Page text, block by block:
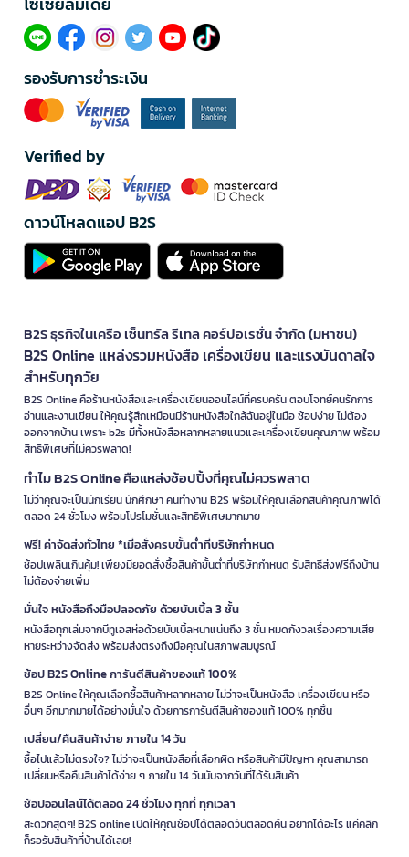
รองรับการชำระเงิน
Verified by
ดาวน์โหลดแอป B2S
B2S ธุรกิจในเครือ เซ็นทรัล รีเทล คอร์ปอเรชั่น จำกัด (มหาชน)
B2S Online แหล่งรวมหนังสือ เครื่องเขียน และแรงบันดาลใจ
สำหรับทุกวัย
B2S Online คือร้านหนังสือและเครื่องเขียนออนไลน์ที่ครบครัน ตอบโจทย์คนรักการ
อ่านและงานเขียน ให้คุณรู้สึกเหมือนมีร้านหนังสือใกล้ฉันอยู่ในมือ ช้อปง่าย ไม่ต้อง
ออกจากบ้าน เพราะ b2s มีทั้งหนังสือหลากหลายแนวและเครื่องเขียนคุณภาพ พร้อม
สิทธิพิเศษที่ไม่ควรพลาด!
ทำไม B2S Online คือแหล่งช้อปปิ้งที่คุณไม่ควรพลาด
ไม่ว่าคุณจะเป็นนักเรียน นักศึกษา คนทำงาน B2S พร้อมให้คุณเลือกสินค้าคุณภาพได้
ตลอด 24 ชั่วโมง พร้อมโปรโมชั่นและสิทธิพิเศษมากมาย
ฟรี! ค่าจัดส่งทั่วไทย *เมื่อสั่งครบขั้นต่ำที่บริษัทกำหนด
ช้อปเพลินเกินคุ้ม! เพียงมียอดสั่งซื้อสินค้าขั้นต่ำที่บริษัทกำหนด รับสิทธิ์ส่งฟรีถึงบ้าน
ไม่ต้องจ่ายเพิ่ม
มั่นใจ หนังสือถึงมือปลอดภัย ด้วยบับเบิ้ล 3 ชั้น
หนังสือทุกเล่มจากบีทูเอสห่อด้วยบับเบิ้ลหนาแน่นถึง 3 ชั้น หมดกังวลเรื่องความเสีย
หายระหว่างจัดส่ง พร้อมส่งตรงถึงมือคุณในสภาพสมบูรณ์
ช้อป B2S Online การันตีสินค้าของแท้ 100%
B2S Online ให้คุณเลือกซื้อสินค้าหลากหลาย ไม่ว่าจะเป็นหนังสือ เครื่องเขียน หรือ
อื่นๆ อีกมากมายได้อย่างมั่นใจ ด้วยการการันตีสินค้าของแท้ 100% ทุกชิ้น
เปลี่ยน/คืนสินค้าง่าย ภายใน 14 วัน
ซื้อไปแล้วไม่ตรงใจ? ไม่ว่าจะเป็นหนังสือที่เลือกผิด หรือสินค้ามีปัญหา คุณสามารถ
เปลี่ยนหรือคืนสินค้าได้ง่าย ๆ ภายใน 14 วันนับจากวันที่ได้รับสินค้า
ช้อปออนไลน์ได้ตลอด 24 ชั่วโมง ทุกที่ ทุกเวลา
สะดวกสุดๆ! B2S online เปิดให้คุณช้อปได้ตลอดวันตลอดคืน อยากได้อะไร แค่คลิก
ก็รอรับสินค้าที่บ้านได้เลย!